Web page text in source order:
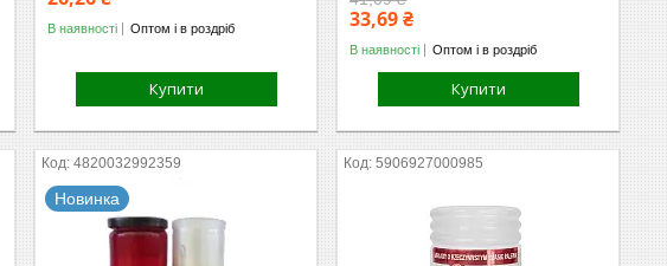
В наявності Оптом і в роздріб
Купити
33,69 ₴
В наявності Оптом і в роздріб
Купити
4820032992359
Новинка
5906927000985